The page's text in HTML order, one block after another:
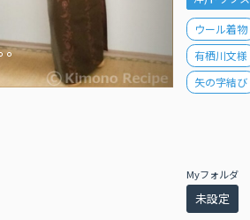
ウール着物
有栖川文様
矢の字結び
Myフォルダ
未設定